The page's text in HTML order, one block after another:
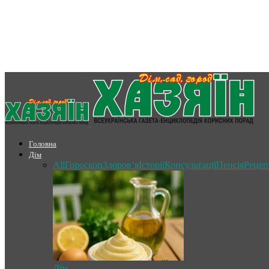
Головна
Дім
AllГороскопЗдоров’яІсторіїКонсультаціїПенсія